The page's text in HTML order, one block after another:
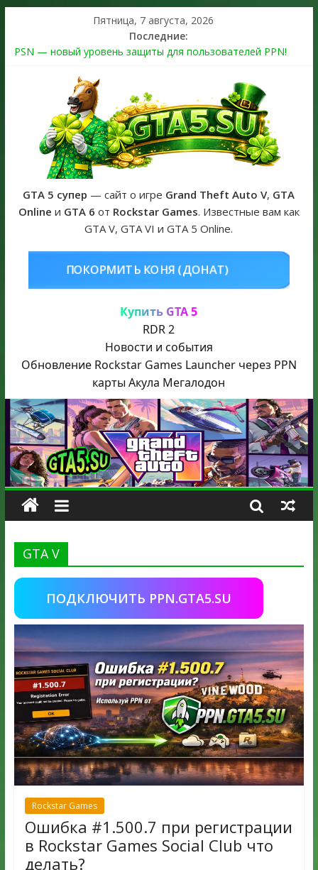
Пятница, 7 августа, 2026
Последние:
PSN — новый уровень защиты для пользователей PPN!
The Kortz Center Heist выйдет в GTA Online уже 14 июля
Регистрация в Rockstar Games Social Club ошибка #1.500.7:
как зарегистрировать аккаунт и войти без проблем в 2026
Получайте особые награды в GTA Online по программе
Fine Art Collector
GTA 6 официальная обложка игры и Предзаказ Grand Theft
Auto VI
GTA 5 супер — сайт о игре Grand Theft Auto V, GTA
Online и GTA 6 от Rockstar Games. Известные вам как
GTA V, GTA VI и GTA 5 Online.
(ДОНАТ) КУПИТЬ GTA 5
Купить GTA 5
RDR 2
Новости и события
Обновление Rockstar Games Launcher через PPN
карты Акула Мегалодон
GTA V
ПОДКЛЮЧИТЬ PPN.GTA5.SU
Rockstar Games
Ошибка #1.500.7 при регистрации
в Rockstar Games Social Club что
делать?